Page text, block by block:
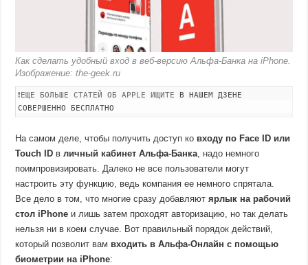
Как сделать удобный вход в веб-версию Альфа-Банка на iPhone.
Изображение: the-geek.ru
❗ЕЩЕ БОЛЬШЕ СТАТЕЙ ОБ APPLE ИЩИТЕ В НАШЕМ ДЗЕНЕ
СОВЕРШЕННО БЕСПЛАТНО
На самом деле, чтобы получить доступ ко входу по Face ID или
Touch ID вличный кабинет Альфа-Банка , надо немного
поимпровизировать. Далеко не все пользователи могут
настроить эту функцию, ведь компания ее немного спрятала.
Все дело в том, что многие сразу добавляютярлык на рабочий
стол iPhone и лишь затем проходят авторизацию, но так делать
нельзя ни в коем случае. Вот правильный порядок действий,
который позволит вам входить в Альфа-Онлайн с помощью
биометрии на iPhone: